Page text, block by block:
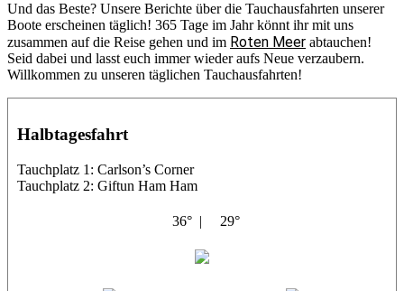
Und das Beste? Unsere Berichte über die Tauchausfahrten unserer
Boote erscheinen täglich! 365 Tage im Jahr könnt ihr mit uns
zusammen auf die Reise gehen und im Roten Meer abtauchen!
Seid dabei und lasst euch immer wieder aufs Neue verzaubern.
Willkommen zu unseren täglichen Tauchausfahrten!
Halbtagesfahrt
Tauchplatz 1: Carlson’s Corner
Tauchplatz 2: Giftun Ham Ham
36° | 29°